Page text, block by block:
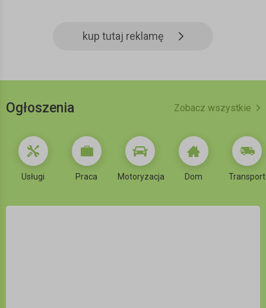
kup tutaj reklamę
Ogłoszenia Zobacz wszystkie
Usługi Praca Motoryzacja Dom Transport